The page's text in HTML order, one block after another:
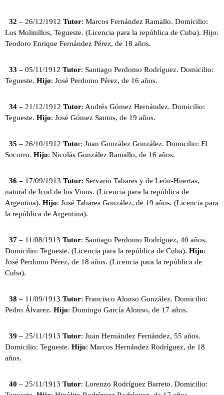
32 – 26/12/1912 Tutor: Marcos Fernández Ramallo. Domicilio:
Los Molinillos, Tegueste. (Licencia para la república de Cuba). Hijo:
Teodoro Enrique Fernández Pérez, de 18 años.
33 – 05/11/1912 Tutor: Santiago Perdomo Rodríguez. Domicilio:
Tegueste. Hijo: José Perdomo Pérez, de 16 años.
34 – 21/12/1912 Tutor: Andrés Gómez Hernández. Domicilio:
Tegueste. Hijo: José Gómez Santos, de 19 años.
35 – 26/10/1912 Tutor: Juan González González. Domicilio: El
Socorro. Hijo: Nicolás González Ramallo, de 16 años.
36 – 17/09/1913 Tutor: Servario Tabares y de León-Huertas,
natural de Icod de los Vinos. (Licencia para la república de
Argentina). Hijo: José Tabares González, de 19 años. (Licencia para
la república de Argentina).
37 – 11/08/1913 Tutor: Santiago Perdomo Rodríguez, 40 años.
Domicilio: Tegueste. (Licencia para la república de Cuba). Hijo:
José Perdomo Pérez, de 18 años. (Licencia para la república de
Cuba).
38 – 11/09/1913 Tutor: Francisco Alonso González. Domicilio:
Pedro Álvarez. Hijo: Domingo García Alonso, de 17 años.
39 – 25/11/1913 Tutor: Juan Hernández Fernández, 55 años.
Domicilio: Tegueste. Hijo: Marcos Hernández Rodríguez, de 18
años.
40 – 25/11/1913 Tutor: Lorenzo Rodríguez Barreto. Domicilio: